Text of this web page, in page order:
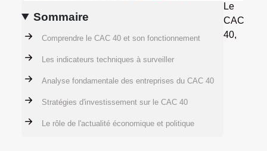
Sommaire
Comprendre le CAC 40 et son fonctionnement
Les indicateurs techniques à surveiller
Analyse fondamentale des entreprises du CAC 40
Stratégies d'investissement sur le CAC 40
Le rôle de l'actualité économique et politique
Le
CAC
40,